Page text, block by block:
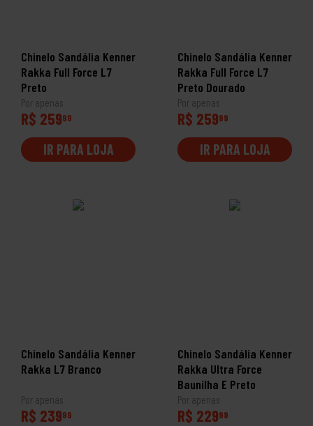
Chinelo Sandália Kenner
Rakka Full Force L7
Preto
Por apenas
R$ 25999
IR PARA LOJA
Chinelo Sandália Kenner
Rakka Full Force L7
Preto Dourado
Por apenas
R$ 25999
IR PARA LOJA
Chinelo Sandália Kenner
Rakka L7 Branco
Por apenas
R$ 23999
Chinelo Sandália Kenner
Rakka Ultra Force
Baunilha E Preto
Por apenas
R$ 22999